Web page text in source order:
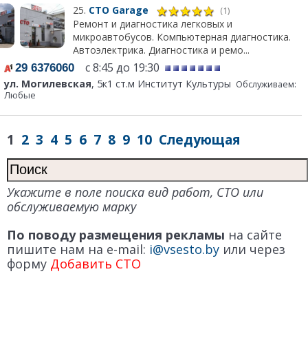
25. СТО Garage (1)
Ремонт и диагностика легковых и
микроавтобусов. Компьютерная диагностика.
Автоэлектрика. Диагностика и ремо...
29 6376060 с 8:45 до 19:30
ул. Могилевская, 5к1 ст.м Институт Культуры Обслуживаем:
Любые
1 2 3 4 5 6 7 8 9 10 Следующая
Укажите в поле поиска вид работ, СТО или
обслуживаемую марку
По поводу размещения рекламы на сайте
пишите нам на e-mail: i@vsesto.by или через
форму Добавить СТО